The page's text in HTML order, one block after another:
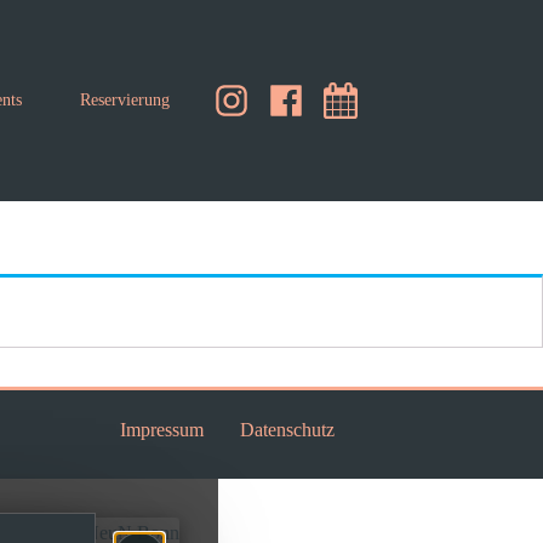
Reservierung
Impressum Datenschutz